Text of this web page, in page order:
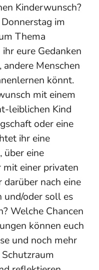
Kinderwunsch?
im
Thema
eure Gedanken
Menschen
könnt.
mit einem
leiblichen Kind
oder eine
ihr eine
über eine
einer privaten
darüber nach eine
und/oder soll es
Welche Chancen
können euch
und noch mehr